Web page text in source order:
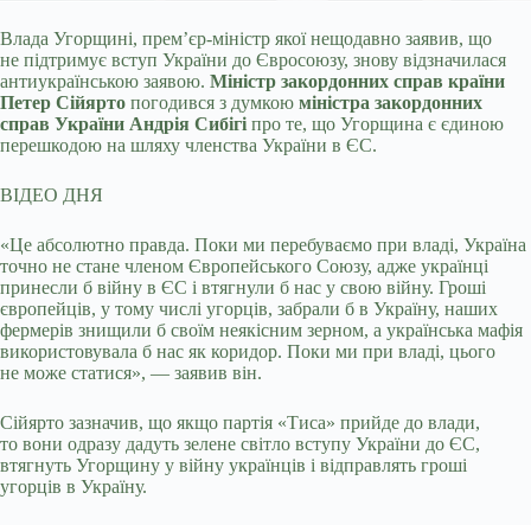
Влада Угорщині, прем’єр-міністр якої нещодавно заявив, що
не підтримує вступ України до Євросоюзу, знову відзначилася
антиукраїнською заявою. Міністр закордонних справ країни
Петер Сійярто погодився з думкою міністра закордонних
справ України Андрія Сибігі про те, що Угорщина є єдиною
перешкодою на шляху членства України в ЄС.
ВІДЕО ДНЯ
«Це абсолютно правда. Поки ми перебуваємо при владі, Україна
точно не стане членом Європейського Союзу, адже українці
принесли б війну в ЄС і втягнули б нас у свою війну. Гроші
європейців, у тому числі угорців, забрали б в Україну, наших
фермерів знищили б своїм неякісним зерном, а українська мафія
використовувала б нас як коридор. Поки ми при владі, цього
не може статися», — заявив він.
Сійярто зазначив, що якщо партія «Тиса» прийде до влади,
то вони одразу дадуть зелене світло вступу України до ЄС,
втягнуть Угорщину у війну українців і відправлять гроші
угорців в Україну.